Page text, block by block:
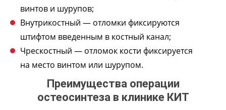
винтов и шурупов;
Внутрикостный — отломки фиксируются
штифтом введенным в костный канал;
Чрескостный — отломок кости фиксируется
на место винтом или шурупом.
Преимущества операции
остеосинтеза в клинике КИТ